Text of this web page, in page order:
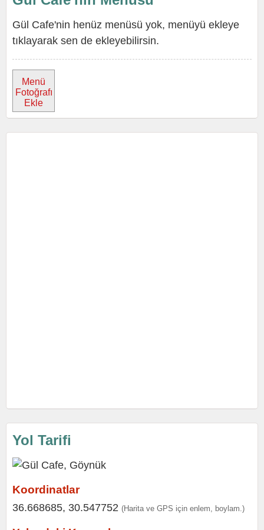
Gül Cafe'nin henüz menüsü yok, menüyü ekleye
tıklayarak sen de ekleyebilirsin.
Menü
Fotoğrafı
Ekle
Yol Tarifi
Koordinatlar
36.668685, 30.547752 (Harita ve GPS için enlem, boylam.)